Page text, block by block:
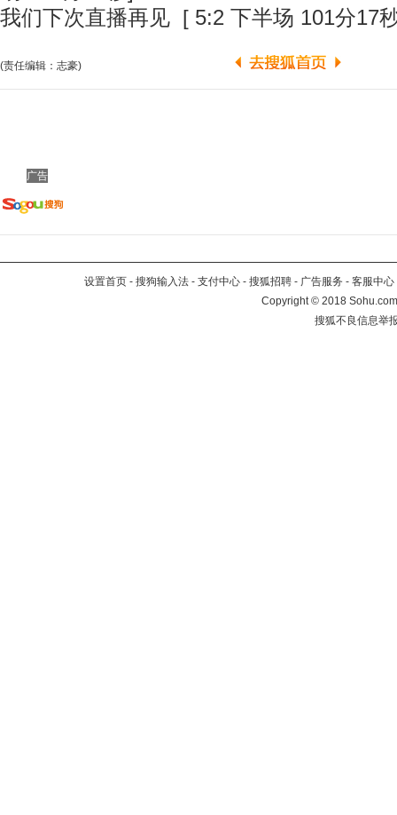
我们下次直播再见 [ 5:2 下半场 101分17
(责任编辑：志豪)
广告
设置首页 - 搜狗输入法 - 支付中心 - 搜狐招聘 - 广告服务 - 客服中心
Copyright©2018
搜狐不良信息举